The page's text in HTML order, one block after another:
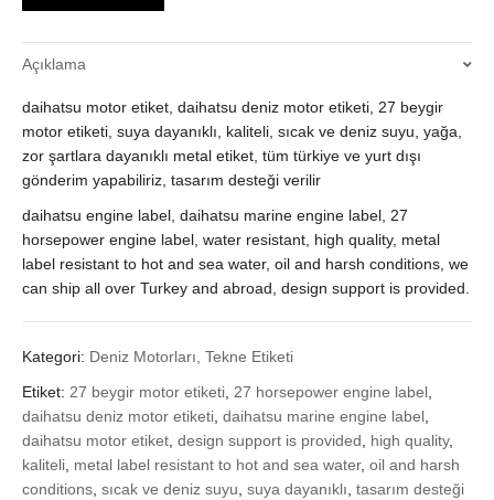
quantity
Açıklama
daihatsu motor etiket, daihatsu deniz motor etiketi, 27 beygir
motor etiketi, suya dayanıklı, kaliteli, sıcak ve deniz suyu, yağa,
zor şartlara dayanıklı metal etiket, tüm türkiye ve yurt dışı
gönderim yapabiliriz, tasarım desteği verilir
daihatsu engine label, daihatsu marine engine label, 27
horsepower engine label, water resistant, high quality, metal
label resistant to hot and sea water, oil and harsh conditions, we
can ship all over Turkey and abroad, design support is provided.
Kategori: Deniz Motorları, Tekne Etiketi
Etiket: 27 beygir motor etiketi 27 horsepower engine label
daihatsu deniz motor etiketi daihatsu marine engine label
daihatsu motor etiket design support is provided high quality,
kaliteli metal label resistant to hot and sea water, oil and harsh
conditions sıcak ve deniz suyu suya dayanıklı tasarım desteği